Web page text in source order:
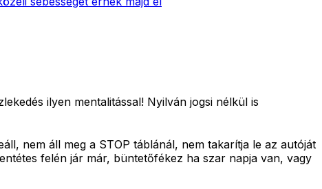
ilyen mentalitással! Nyilván jogsi nélkül is
nem áll meg a STOP táblánál, nem takarítja le az autóját
felén jár már, büntetőfékez ha szar napja van, vagy